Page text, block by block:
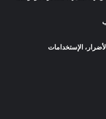
الإستخدامات